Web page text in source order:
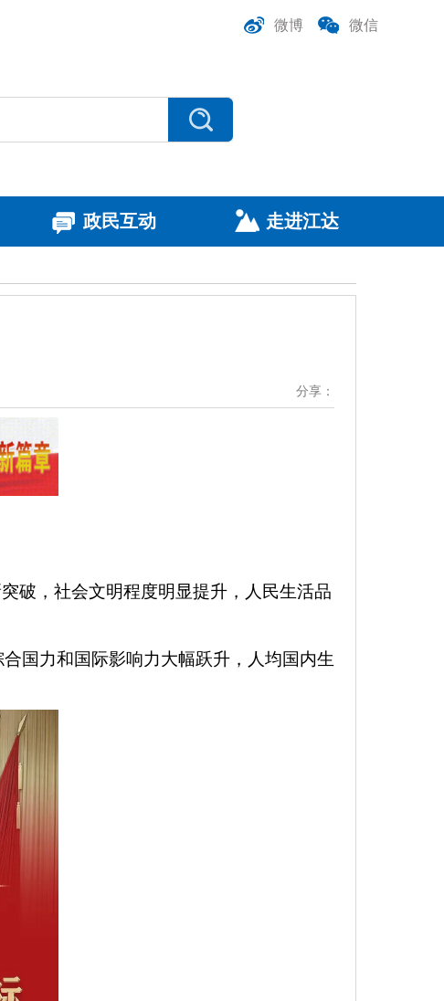
微博
微信
政民互动 走进江达
分享：
破，社会文明程度明显提升，人民生活品
国力和国际影响力大幅跃升，人均国内生